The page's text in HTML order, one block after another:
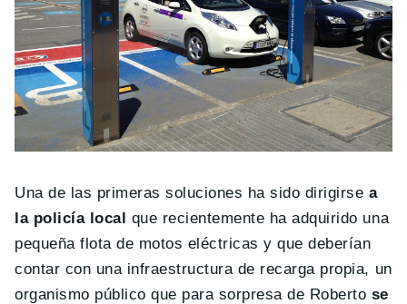
Una de las primeras soluciones ha sido dirigirse a
la policía local que recientemente ha adquirido una
pequeña flota de motos eléctricas y que deberían
contar con una infraestructura de recarga propia, un
organismo público que para sorpresa de Roberto se